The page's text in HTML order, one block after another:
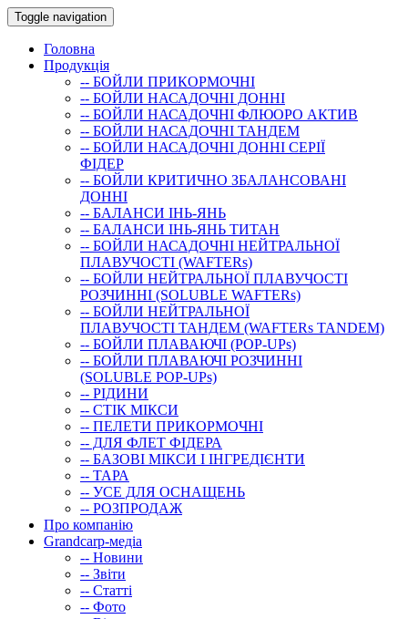
Toggle navigation
Головна
Продукція
-- БОЙЛИ ПРИКОРМОЧНI
-- БОЙЛИ НАСАДОЧНI ДОННI
-- БОЙЛИ НАСАДОЧНІ ФЛЮОРО АКТИВ
-- БОЙЛИ НАСАДОЧНІ ТАНДЕМ
-- БОЙЛИ НАСАДОЧНI ДОННI СЕРIÏ
ФIДЕР
-- БОЙЛИ КРИТИЧНО ЗБАЛАНСОВАНІ
ДОННІ
-- БАЛАНСИ ІНЬ-ЯНЬ
-- БАЛАНСИ ІНЬ-ЯНЬ ТИТАН
-- БОЙЛИ НАСАДОЧНI НЕЙТРАЛЬНОÏ
ПЛАВУЧОСТI (WAFTERs)
-- БОЙЛИ НЕЙТРАЛЬНОЇ ПЛАВУЧОСТІ
РОЗЧИННІ (SOLUBLE WAFTERs)
-- БОЙЛИ НЕЙТРАЛЬНОЇ
ПЛАВУЧОСТІ ТАНДЕМ (WAFTERs TANDEM)
-- БОЙЛИ ПЛАВАЮЧІ (POP-UPs)
-- БОЙЛИ ПЛАВАЮЧI РОЗЧИННI
(SOLUBLE POP-UPs)
-- РIДИНИ
-- СТIК МIКСИ
-- ПЕЛЕТИ ПРИКОРМОЧНІ
-- ДЛЯ ФЛЕТ ФІДЕРА
-- БАЗОВІ МІКСИ І ІНГРЕДІЄНТИ
-- ТАРА
-- УСЕ ДЛЯ ОСНАЩЕНЬ
-- РОЗПРОДАЖ
Про компанію
Grandcarp-медіа
-- Новини
-- Звіти
-- Статті
-- Фото